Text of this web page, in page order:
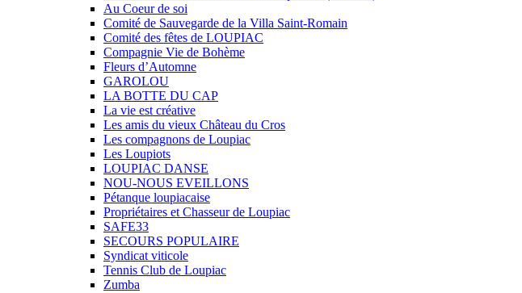
Au Coeur de soi
Comité de Sauvegarde de la Villa Saint-Romain
Comité des fêtes de LOUPIAC
Compagnie Vie de Bohème
Fleurs d’Automne
GAROLOU
LA BOTTE DU CAP
La vie est créative
Les amis du vieux Château du Cros
Les compagnons de Loupiac
Les Loupiots
LOUPIAC DANSE
NOU-NOUS EVEILLONS
Pétanque loupiacaise
Propriétaires et Chasseur de Loupiac
SAFE33
SECOURS POPULAIRE
Syndicat viticole
Tennis Club de Loupiac
Zumba